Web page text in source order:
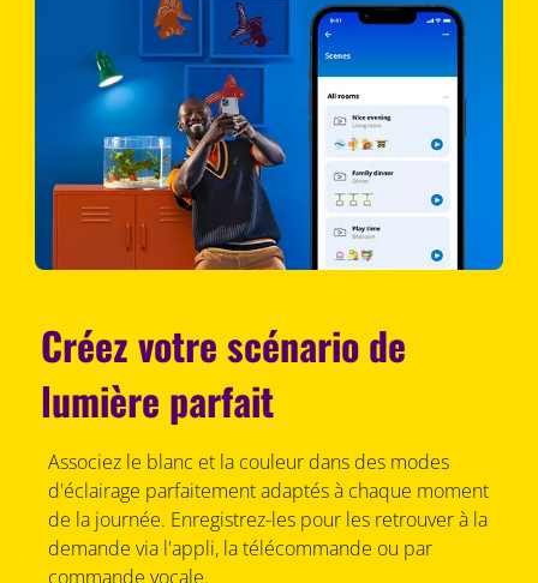
Créez votre scénario de
lumière parfait
Associez le blanc et la couleur dans des modes
d'éclairage parfaitement adaptés à chaque moment
de la journée. Enregistrez-les pour les retrouver à la
demande via l'appli, la télécommande ou par
commande vocale.